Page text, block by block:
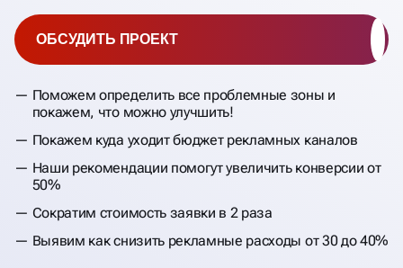
Поможем определить все проблемные зоны и
покажем, что можно улучшить!
Покажем куда уходит бюджет рекламных каналов
Наши рекомендации помогут увеличить конверсии от
50%
Сократим стоимость заявки в 2 раза
Выявим как снизить рекламные расходы от 30 до 40%
ОБСУДИТЬ ПРОЕКТ